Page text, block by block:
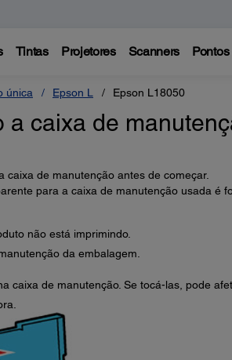
Tintas Projetores Scanners
única Epson L Epson L18050
a caixa de
caixa de manutenção antes de começar.
para a caixa de manutenção usada é
não está imprimindo.
da embalagem.
caixa de manutenção. Se tocá-las, pode